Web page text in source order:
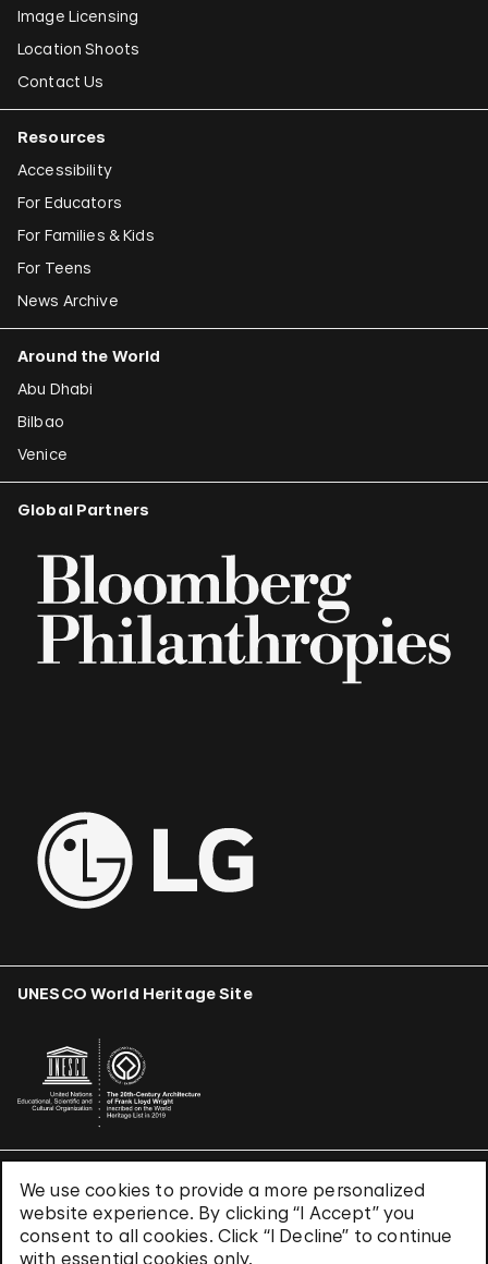
We use cookies to provide a more personalized
website experience. By clicking “I Accept” you
consent to all cookies. Click “I Decline” to continue
with essential cookies only.
Image Licensing
Location Shoots
Contact Us
Resources
Accessibility
For Educators
For Families & Kids
For Teens
News Archive
Around the World
Abu Dhabi
Bilbao
Venice
Global Partners
UNESCO World Heritage Site
Terms & Conditions
Privacy Policy
Use of Cookies